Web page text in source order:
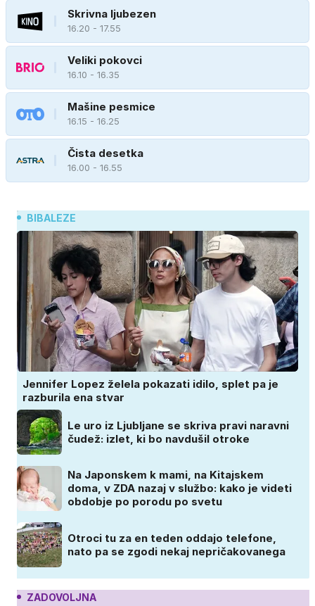
Skrivna ljubezen
16.20 - 17.55
Veliki pokovci
16.10 - 16.35
Mašine pesmice
16.15 - 16.25
Čista desetka
16.00 - 16.55
BIBALEZE
Jennifer Lopez želela pokazati idilo, splet pa je
razburila ena stvar
Le uro iz Ljubljane se skriva pravi naravni
čudež: izlet, ki bo navdušil otroke
Na Japonskem k mami, na Kitajskem
doma, v ZDA nazaj v službo: kako je videti
obdobje po porodu po svetu
Otroci tu za en teden oddajo telefone,
nato pa se zgodi nekaj nepričakovanega
ZADOVOLJNA